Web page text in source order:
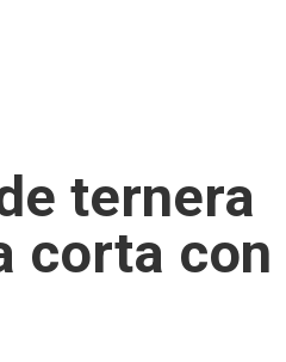
ternera
corta con